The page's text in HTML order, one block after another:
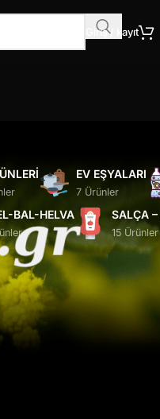
Giriş / kayıt
EV EŞYALARI
7 Ürünler
BAL-HELVA SALÇA –
15 Ürünler